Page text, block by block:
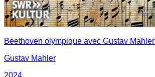
Beethoven olympique avec Gustav Mahler
Gustav Mahler
2024